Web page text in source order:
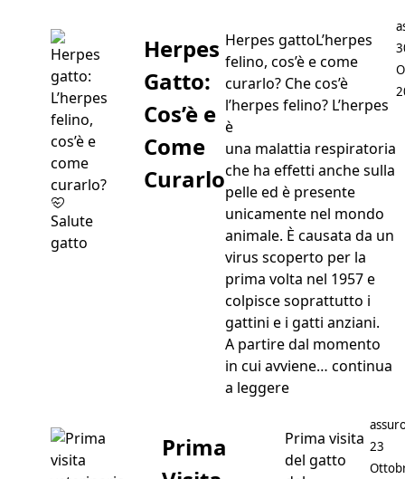
Salute
gatto
Herpes
Gatto:
Cos’è e
Come
Curarlo
Herpes gattoL’herpes
felino, cos’è e come
curarlo? Che cos’è
l’herpes felino? L’herpes
è
una malattia respiratoria
che ha effetti anche sulla
pelle ed è presente
unicamente nel mondo
animale. È causata da un
virus scoperto per la
prima volta nel 1957 e
colpisce soprattutto i
gattini e i gatti anziani.
A partire dal momento
in cui avviene… continua
a leggere“Herpes Gatto:
Prima
Prima visita
del gatto
23